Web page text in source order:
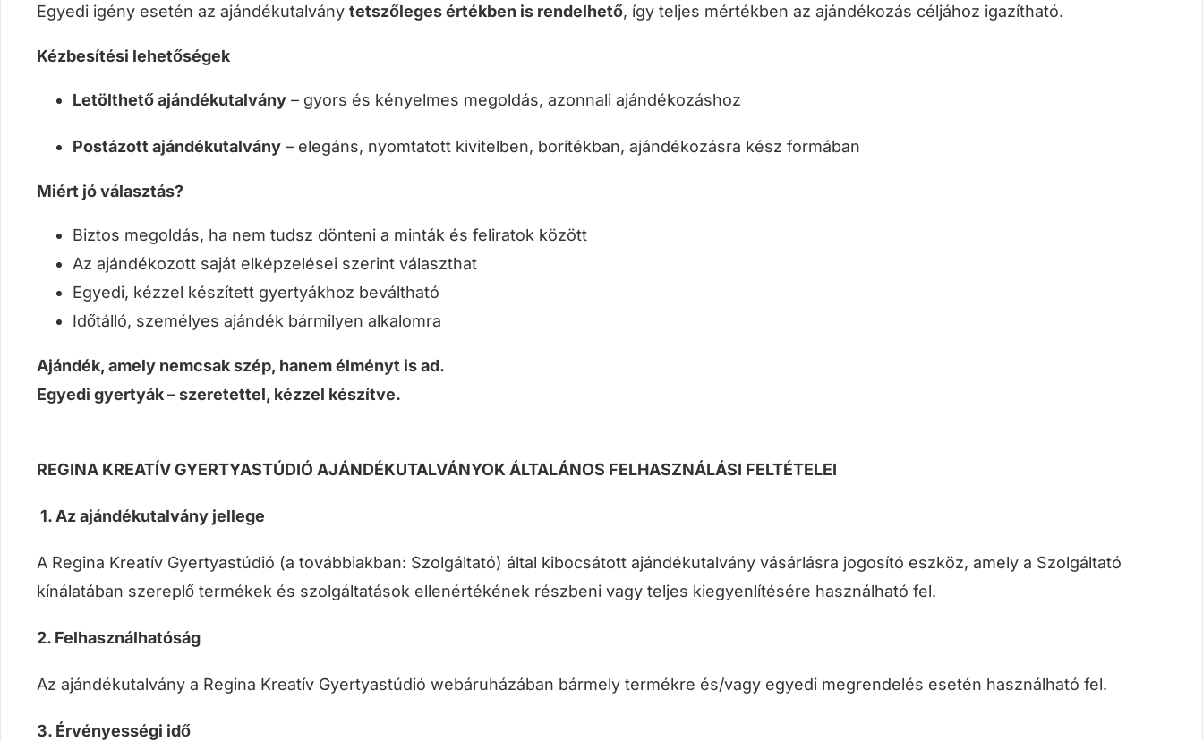
Egyedi igény esetén az ajándékutalvány tetszőleges értékben is rendelhető, így teljes mértékben az ajándékozás céljához igazítható.
Kézbesítési lehetőségek
Letölthető ajándékutalvány– gyors és kényelmes megoldás, azonnali ajándékozáshoz
Postázott ajándékutalvány– elegáns, nyomtatott kivitelben, borítékban, ajándékozásra kész formában
Miért jó választás?
Biztos megoldás, ha nem tudsz dönteni a minták és feliratok között
Az ajándékozott saját elképzelései szerint választhat
Egyedi, kézzel készített gyertyákhoz beváltható
Időtálló, személyes ajándék bármilyen alkalomra
Ajándék, amely nemcsak szép, hanem élményt is ad.
Egyedi gyertyák – szeretettel, kézzel készítve.
REGINA KREATÍV GYERTYASTÚDIÓ AJÁNDÉKUTALVÁNYOK ÁLTALÁNOS FELHASZNÁLÁSI FELTÉTELEI
1. Az ajándékutalvány jellege
A Regina Kreatív Gyertyastúdió (a továbbiakban: Szolgáltató) által kibocsátott ajándékutalvány vásárlásra jogosító eszköz, amely a Szolgáltató
kínálatában szereplő termékek és szolgáltatások ellenértékének részbeni vagy teljes kiegyenlítésére használható fel.
2. Felhasználhatóság
Az ajándékutalvány a Regina Kreatív Gyertyastúdió webáruházában bármely termékre és/vagy egyedi megrendelés esetén használható fel.
3. Érvényességi idő